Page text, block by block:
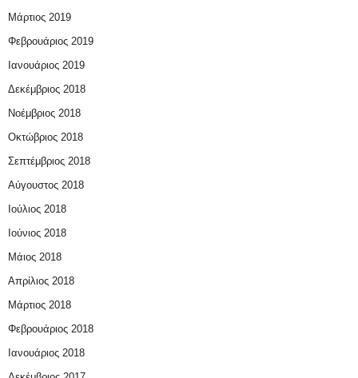
Μάρτιος 2019
Φεβρουάριος 2019
Ιανουάριος 2019
Δεκέμβριος 2018
Νοέμβριος 2018
Οκτώβριος 2018
Σεπτέμβριος 2018
Αύγουστος 2018
Ιούλιος 2018
Ιούνιος 2018
Μάιος 2018
Απρίλιος 2018
Μάρτιος 2018
Φεβρουάριος 2018
Ιανουάριος 2018